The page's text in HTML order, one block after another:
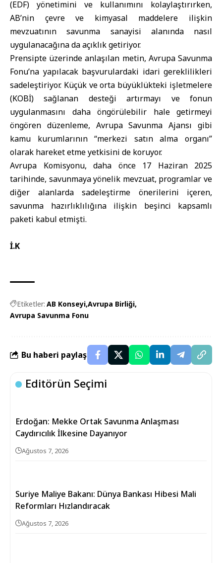
(EDF) yönetimini ve kullanımını kolaylaştırırken,
AB’nin çevre ve kimyasal maddelere ilişkin
mevzuatının savunma sanayisi alanında nasıl
uygulanacağına da açıklık getiriyor.
Prensipte üzerinde anlaşılan metin, Avrupa Savunma
Fonu’na yapılacak başvurulardaki idari gereklilikleri
sadeleştiriyor. Küçük ve orta büyüklükteki işletmelere
(KOBİ) sağlanan desteği artırmayı ve fonun
uygulanmasını daha öngörülebilir hale getirmeyi
öngören düzenleme, Avrupa Savunma Ajansı gibi
kamu kurumlarının “merkezi satın alma organı”
olarak hareket etme yetkisini de koruyor.
Avrupa Komisyonu, daha önce 17 Haziran 2025
tarihinde, savunmaya yönelik mevzuat, programlar ve
diğer alanlarda sadeleştirme önerilerini içeren,
savunma hazırlıklılığına ilişkin beşinci kapsamlı
paketi kabul etmişti.
İ.K
Etiketler: AB Konseyi Avrupa Birliği
Avrupa Savunma Fonu
Bu haberi paylaş
Editörün Seçimi
Erdoğan: Mekke Ortak Savunma Anlaşması
Caydırıcılık İlkesine Dayanıyor
Ağustos 7, 2026
Suriye Maliye Bakanı: Dünya Bankası Hibesi Mali
Reformları Hızlandıracak
Ağustos 7, 2026